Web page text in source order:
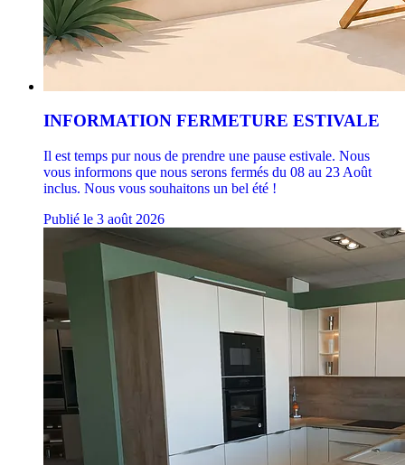
INFORMATION FERMETURE ESTIVALE
Il est temps pur nous de prendre une pause estivale. Nous
vous informons que nous serons fermés du 08 au 23 Août
inclus. Nous vous souhaitons un bel été !
Publié le 3 août 2026